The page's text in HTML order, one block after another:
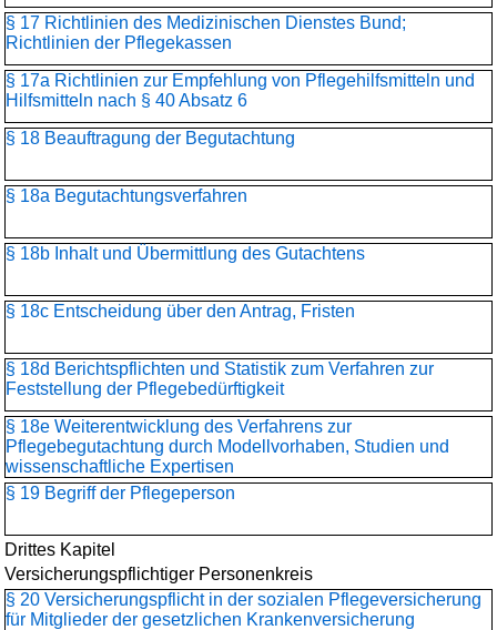
§ 17 Richtlinien des Medizinischen Dienstes Bund;
Richtlinien der Pflegekassen
§ 17a Richtlinien zur Empfehlung von Pflegehilfsmitteln und
Hilfsmitteln nach § 40 Absatz 6
§ 18 Beauftragung der Begutachtung
§ 18a Begutachtungsverfahren
§ 18b Inhalt und Übermittlung des Gutachtens
§ 18c Entscheidung über den Antrag, Fristen
§ 18d Berichtspflichten und Statistik zum Verfahren zur
Feststellung der Pflegebedürftigkeit
§ 18e Weiterentwicklung des Verfahrens zur
Pflegebegutachtung durch Modellvorhaben, Studien und
wissenschaftliche Expertisen
§ 19 Begriff der Pflegeperson
Drittes Kapitel
Versicherungspflichtiger Personenkreis
§ 20 Versicherungspflicht in der sozialen Pflegeversicherung
für Mitglieder der gesetzlichen Krankenversicherung